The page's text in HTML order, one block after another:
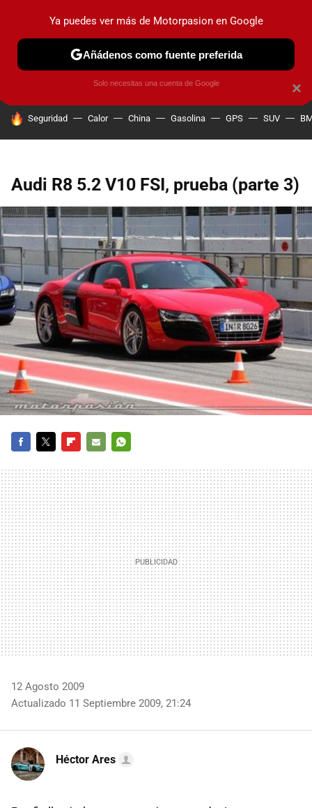
PRUEBAS COCHES ELÉCTRICOS OBSERVATORIO
HOY SE HABLA DE
Seguridad Calor China Gasolina GPS SUV
Audi R8 5.2 V10 FSI, prueba (parte 3)
MAIL
12 Agosto 2009
Actualizado 11 Septiembre 2009, 21:24
Héctor Ares
×
Ya puedes ver más de Motorpasion en Google
Añádenos como fuente preferida
Solo necesitas una cuenta de Google